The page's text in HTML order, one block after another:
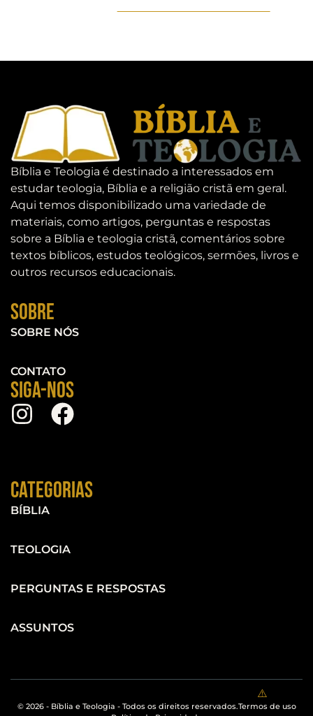
Bíblia e Teologia é destinado a interessados em
estudar teologia, Bíblia e a religião cristã em geral.
Aqui temos disponibilizado uma variedade de
materiais, como artigos, perguntas e respostas
sobre a Bíblia e teologia cristã, comentários sobre
textos bíblicos, estudos teológicos, sermões, livros e
outros recursos educacionais.
Sobre
SOBRE NÓS
CONTATO
Siga-nos
Categorias
BÍBLIA
TEOLOGIA
PERGUNTAS E RESPOSTAS
ASSUNTOS
© 2026 - Bíblia e Teologia - Todos os direitos reservados.Termos de uso